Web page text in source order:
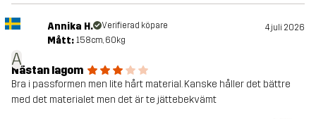
A
Annika H. Verifierad köpare 4 juli 2026
Mått: 158cm, 60kg
Nästan lagom
Bra i passformen men lite hårt material. Kanske håller det bättre
med det materialet men det är te jättebekvämt